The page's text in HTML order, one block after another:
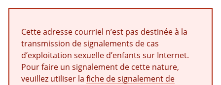
Cette adresse courriel n’est pas destinée à la
transmission de signalements de cas
d’exploitation sexuelle d’enfants sur Internet.
Pour faire un signalement de cette nature,
veuillez utiliser lafiche de signalement de